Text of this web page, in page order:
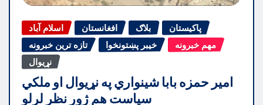
اسلام آباد افغانستان بلاګ
پاکیستان
تازه ترین خبرونه
خیبر پښتونخوا
مهم خبرونه
نړیوال
امیر حمزه بابا شینواري په نړیوال او ملکي
سیاست هم ژور نظر لرلو